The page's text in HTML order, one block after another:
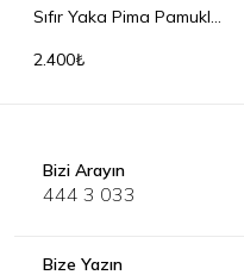
Sıfır Yaka Pima Pamuklu
2.400₺
Bizi Arayın
444 3 033
Bize Yazın